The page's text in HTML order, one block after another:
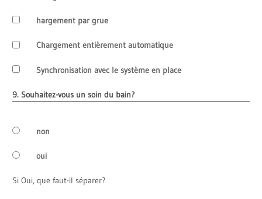
hargement par grue
Chargement entièrement automatique
Synchronisation avec le système en place
9. Souhaitez-vous un soin du bain?
non
oui
Si Oui, que faut-il séparer?